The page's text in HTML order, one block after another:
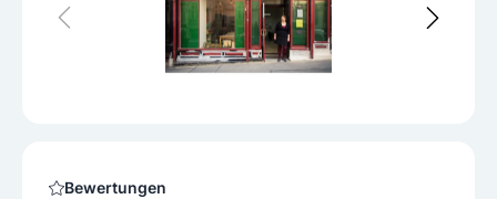
Bewertungen